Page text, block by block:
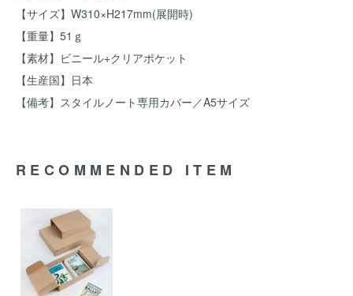
【サイズ】W310×H217mm(展開時)
【重量】51ｇ
【素材】ビニール+クリアポケット
【生産国】日本
【備考】スタイルノート専用カバー／A5サイズ
RECOMMENDED ITEM